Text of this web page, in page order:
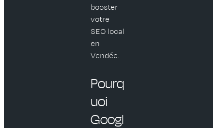
booster
votre
SEO local
en
Vendée.
Pourq
uoi
Googl